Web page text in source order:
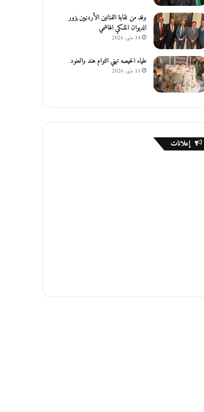
وفد من نقابة الفنانين الأردنيين يزور
الديوان الملكي الهاشمي
14 مايو، 2026
علياء الحيصه تهني التوام هند والعنود
11 مايو، 2026
إعلانات